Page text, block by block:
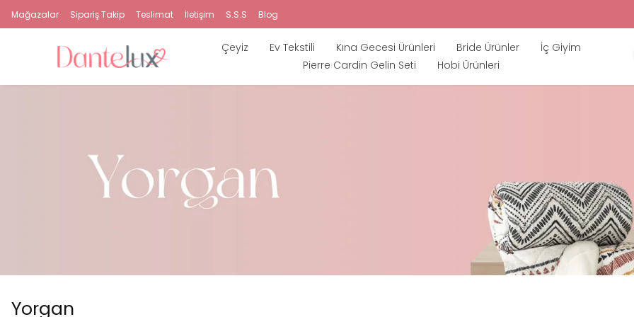
Mağazalar Sipariş Takip Teslimat İletişim S.S.S Blog
Çeyiz Ev Tekstili Kına Gecesi Ürünleri Bride Ürünler
İç Giyim
Pierre Cardin Gelin Seti
Hobi Ürünleri
Yorgan